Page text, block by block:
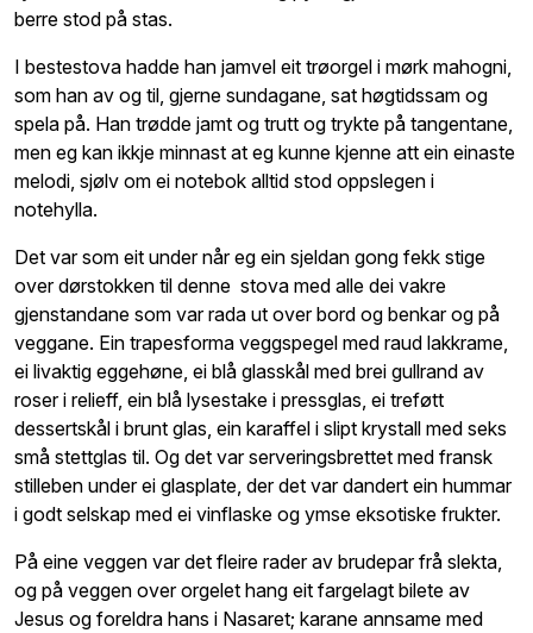
berre stod på stas.
I bestestova hadde han jamvel eit trøorgel i mørk mahogni,
som han av og til, gjerne sundagane, sat høgtidssam og
spela på. Han trødde jamt og trutt og trykte på tangentane,
men eg kan ikkje minnast at eg kunne kjenne att ein einaste
melodi, sjølv om ei notebok alltid stod oppslegen i
notehylla.
Det var som eit under når eg ein sjeldan gong fekk stige
over dørstokken til denne stova med alle dei vakre
gjenstandane som var rada ut over bord og benkar og på
veggane. Ein trapesforma veggspegel med raud lakkrame,
ei livaktig eggehøne, ei blå glasskål med brei gullrand av
roser i relieff, ein blå lysestake i pressglas, ei treføtt
dessertskål i brunt glas, ein karaffel i slipt krystall med seks
små stettglas til. Og det var serveringsbrettet med fransk
stilleben under ei glasplate, der det var dandert ein hummar
i godt selskap med ei vinflaske og ymse eksotiske frukter.
På eine veggen var det fleire rader av brudepar frå slekta,
og på veggen over orgelet hang eit fargelagt bilete av
Jesus og foreldra hans i Nasaret; karane annsame med